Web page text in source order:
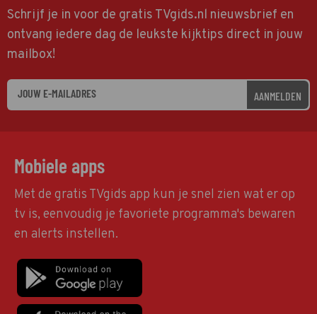
Schrijf je in voor de gratis TVgids.nl nieuwsbrief en
ontvang iedere dag de leukste kijktips direct in jouw
mailbox!
AANMELDEN
Mobiele apps
Met de gratis TVgids app kun je snel zien wat er op
tv is, eenvoudig je favoriete programma's bewaren
en alerts instellen.